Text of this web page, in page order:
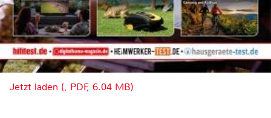
Jetzt laden (, PDF, 6.04 MB)